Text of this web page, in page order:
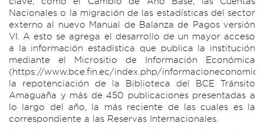
Nacionales o la migración de las estadísticas del sector
externo al nuevo Manual de Balanza de Pagos versión
VI. A esto se agrega el desarrollo de un mayor acceso
a la información estadística que publica la institución
mediante el Micrositio de Información Económica
(https://www.bce.fin.ec/index.php/
la repotenciación de la Biblioteca del BCE Tránsito
Amaguaña y más de 450 publicaciones presentadas a
lo largo del año, la más reciente de las cuales es la
correspondiente a las Reservas Internacionales.